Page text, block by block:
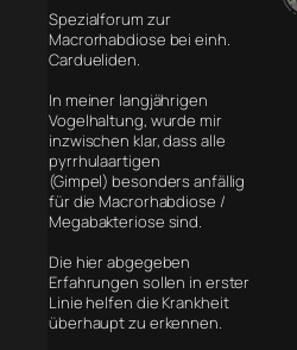
Spezialforum zur
Macrorhabdiose bei einh.
Cardueliden.
In meiner langjährigen
Vogelhaltung, wurde mir
inzwischen klar, dass alle
pyrrhulaartigen
(Gimpel) besonders anfällig
für die Macrorhabdiose /
Megabakteriose sind.
Die hier abgegeben
Erfahrungen sollen in erster
Linie helfen die Krankheit
überhaupt zu erkennen.